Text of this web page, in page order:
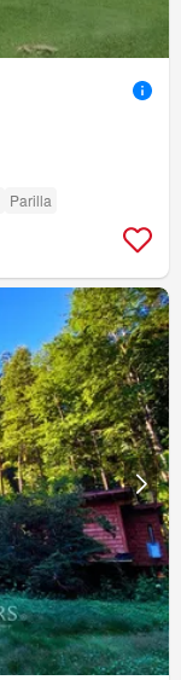
Parilla